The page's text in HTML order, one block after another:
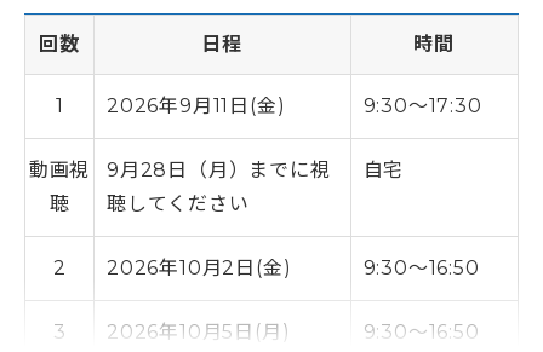
回数 日程 時間
1 2026年9月11日(金) 9:30～17:30
動画視
聴
9月28日（月）までに視
聴してください
自宅
2 2026年10月2日(金) 9:30～16:50
3 2026年10月5日(月) 9:30～16:50